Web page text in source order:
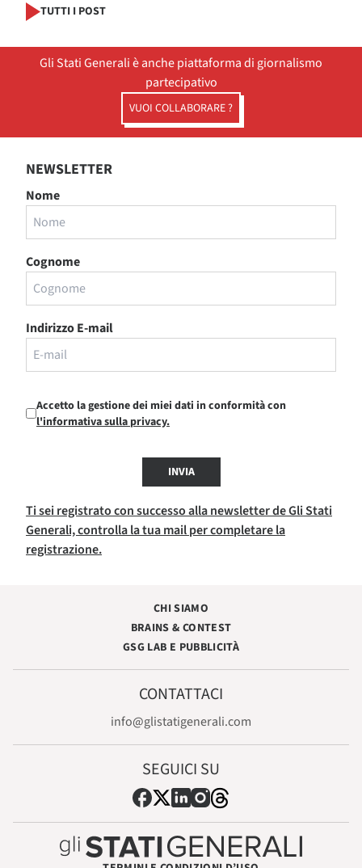
TUTTI I POST
Gli Stati Generali è anche piattaforma di giornalismo
partecipativo
VUOI COLLABORARE ?
NEWSLETTER
Nome
Cognome
Indirizzo E-mail
Accetto la gestione dei miei dati in conformità con
l'informativa sulla privacy.
INVIA
Ti sei registrato con successo alla newsletter de Gli Stati
Generali, controlla la tua mail per completare la
registrazione.
CHI SIAMO
BRAINS & CONTEST
GSG LAB E PUBBLICITÀ
CONTATTACI
info@glistatigenerali.com
SEGUICI SU